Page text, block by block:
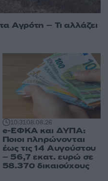
Αγρότη – Τι αλλάζει
10:3108.08.26
e-ΕΦΚΑ και ΔΥΠΑ:
Ποιοι πληρώνονται
έως τις 14 Αυγούστου
– 56,7 εκατ. ευρώ σε
58.370 δικαιούχους